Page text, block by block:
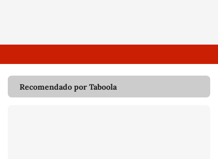
Recomendado por Taboola